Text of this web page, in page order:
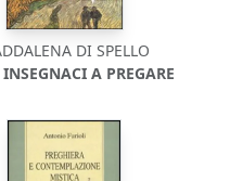
DI SPELLO
A PREGARE